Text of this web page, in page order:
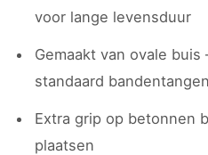
voor lange levensduur
Gemaakt van ovale
standaard bandentangen
Extra grip op betonnen
plaatsen